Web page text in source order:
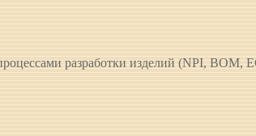
разработки изделий (NPI, BOM,